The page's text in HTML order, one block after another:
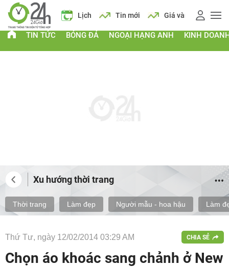
Lịch Tin mới Giá vàng Giá xăng Lịch
TIN TỨC BÓNG ĐÁ NGOẠI HẠNG ANH KINH
Xu hướng thời trang
Thời trang Làm đẹp Người mẫu - hoa hậu Làm
Thứ Tư, ngày 12/02/2014 03:29 AM CHIA SẺ
Chọn áo khoác sang chảnh ở New